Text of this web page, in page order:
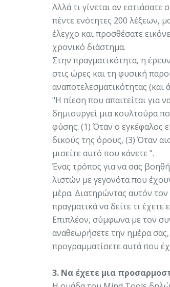
Αλλά τι γίνεται αν
πέντε ενότητες 200 λέξεων,
έλεγχο και προσθέσατε
χρονικό διάστημα.
Στην πραγματικότητα, η
στις ώρες και τη φυσική
αναποτελεσματικότητας (και
"Η πίεση που απαιτείται για
δημιουργεί μια κουλτούρα
φύσης: (1) Όταν ο εγκέφαλος
δικούς της όρους, (3) Όταν
μισείτε αυτό που κάνετε ".
Ένας τρόπος για να σας
λιστών με γεγονότα που
μέρα. Διατηρώντας αυτόν
πραγματικά να δείτε τι έχετε
Επιπλέον, σύμφωνα με τον
αναθεωρήσετε την ημέρα
προγραμματίσετε αυτά που
3. Να έχετε μια